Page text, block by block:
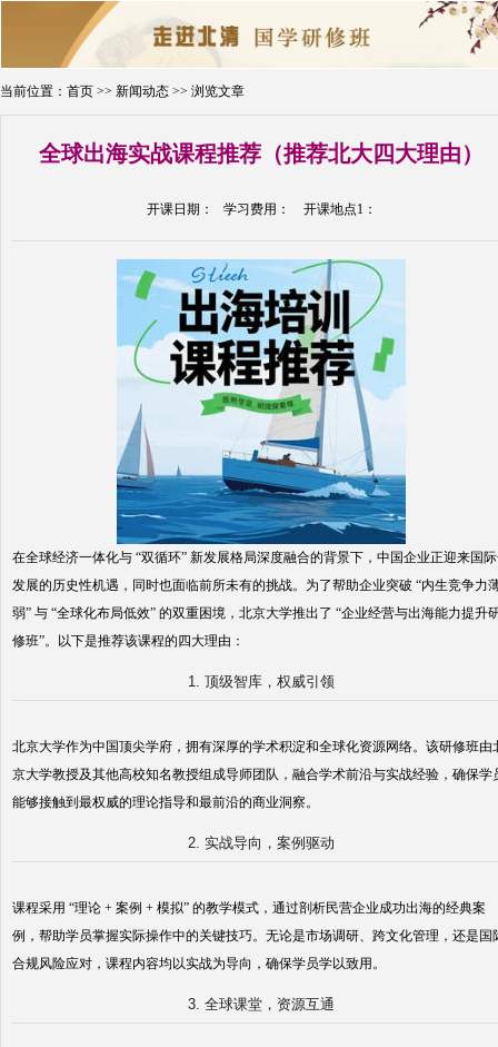
开课通知 在线报名
当前位置： 首页 >> 新闻动态 >> 浏览文章
全球出海实战课程推荐（推荐北大四大理由）
开课日期： 学习费用： 开课地点1：
在全球经济一体化与 “双循环” 新发展格局深度融合的背景下，中国企业正迎来国
发展的历史性机遇，同时也面临前所未有的挑战。为了帮助企业突破 “内生竞争力
弱” 与 “全球化布局低效” 的双重困境，北京大学推出了 “企业经营与出海能力提升
修班”。以下是推荐该课程的四大理由：
1. 顶级智库，权威引领
北京大学作为中国顶尖学府，拥有深厚的学术积淀和全球化资源网络。该研修班由
京大学教授及其他高校知名教授组成导师团队，融合学术前沿与实战经验，确保学
能够接触到最权威的理论指导和最前沿的商业洞察。
2. 实战导向，案例驱动
课程采用 “理论 + 案例 + 模拟” 的教学模式，通过剖析民营企业成功出海的经典案
例，帮助学员掌握实际操作中的关键技巧。无论是市场调研、跨文化管理，还是国
合规风险应对，课程内容均以实战为导向，确保学员学以致用。
3. 全球课堂，资源互通